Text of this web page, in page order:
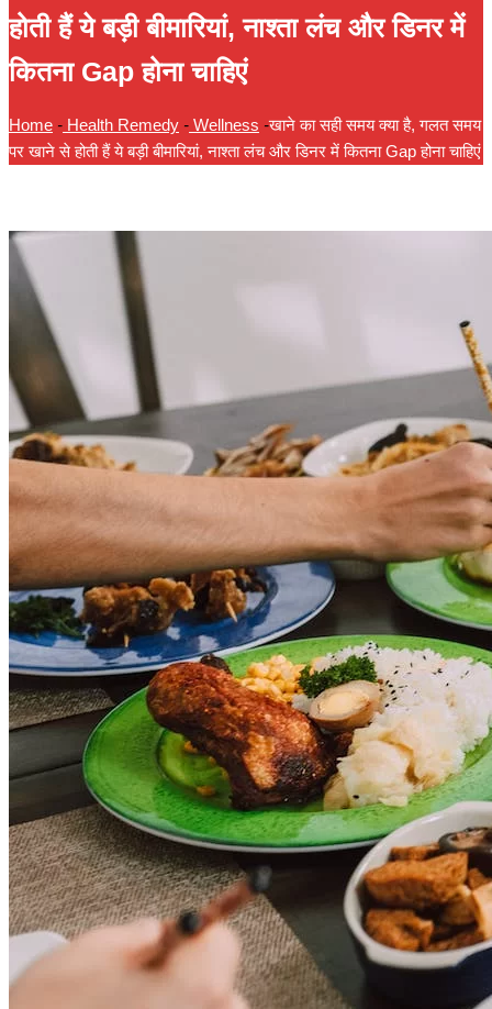
होती हैं ये बड़ी बीमारियां, नाश्ता लंच और डिनर में
कितना Gap होना चाहिएं
Home - Health Remedy - Wellness -खाने का सही समय क्या है, गलत समय
पर खाने से होती हैं ये बड़ी बीमारियां, नाश्ता लंच और डिनर में कितना Gap होना चाहिएं